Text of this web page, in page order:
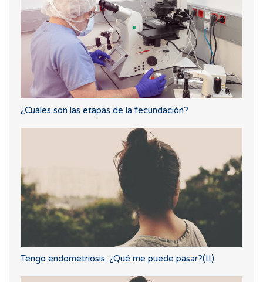
¿Cuáles son las etapas de la fecundación?
Tengo endometriosis. ¿Qué me puede pasar?(II)